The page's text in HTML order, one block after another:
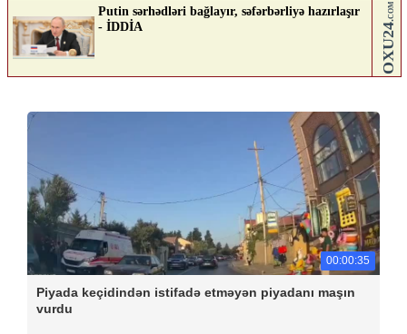
00:00:35
Piyada keçidindən istifadə etməyən piyadanı maşın
vurdu